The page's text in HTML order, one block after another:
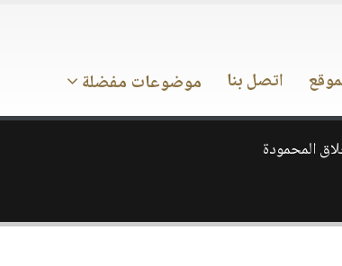
اتصل بنا موضوعات مفضلة
المحمودة